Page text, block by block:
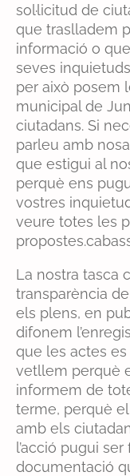
sol·licitud de
que traslladem
informació o
seves
per això posem
municipal de
ciutadans. Si
parleu amb
que estigui al
perquè ens
vostres
veure totes les
La nostra tasca
transparència de
els plens, en
difonem
que les actes es
vetllem perquè
informem de
terme, perquè
amb els
l’acció pugui
documentació